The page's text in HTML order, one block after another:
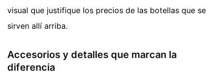
visual que justifique los precios de las botellas que se
sirven allí arriba.
Accesorios y detalles que marcan la
diferencia